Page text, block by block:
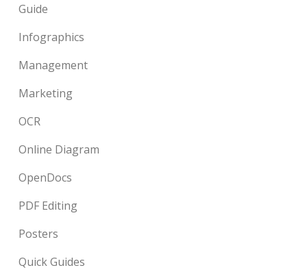
Guide
Infographics
Management
Marketing
OCR
Online Diagram
OpenDocs
PDF Editing
Posters
Quick Guides